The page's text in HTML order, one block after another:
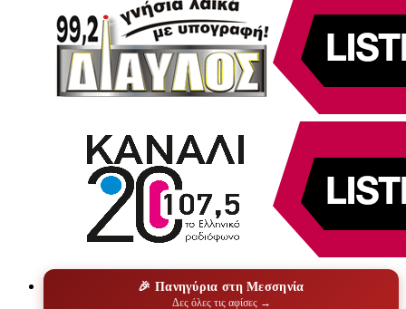
🎉 Πανηγύρια στη Μεσσηνία
Δες όλες τις αφίσες →